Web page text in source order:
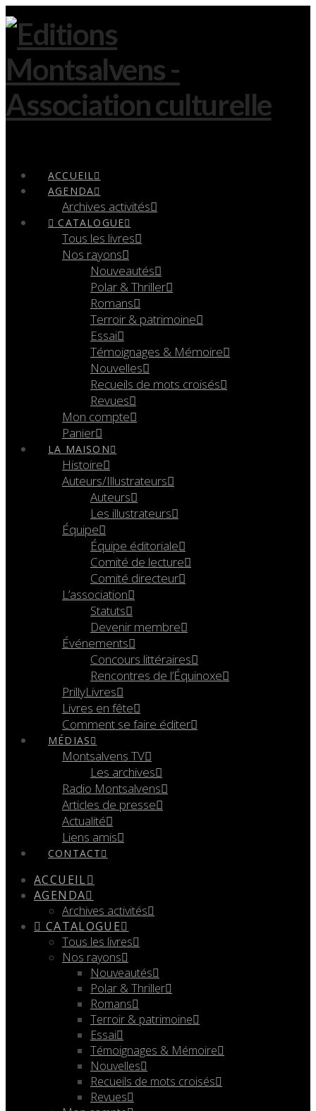
ACCUEIL
AGENDA
Archives activités
CATALOGUE
Tous les livres
Nos rayons
Nouveautés
Polar & Thriller
Romans
Terroir & patrimoine
Essai
Témoignages & Mémoire
Nouvelles
Recueils de mots croisés
Revues
Mon compte
Panier
LA MAISON
Histoire
Auteurs/Illustrateurs
Auteurs
Les illustrateurs
Équipe
Équipe éditoriale
Comité de lecture
Comité directeur
L’association
Statuts
Devenir membre
Événements
Concours littéraires
Rencontres de l’Équinoxe
PrillyLivres
Livres en fête
Comment se faire éditer
MÉDIAS
Montsalvens TV
Les archives
Radio Montsalvens
Articles de presse
Actualité
Liens amis
CONTACT
ACCUEIL
AGENDA
Archives activités
CATALOGUE
Tous les livres
Nos rayons
Nouveautés
Polar & Thriller
Romans
Terroir & patrimoine
Essai
Témoignages & Mémoire
Nouvelles
Recueils de mots croisés
Revues